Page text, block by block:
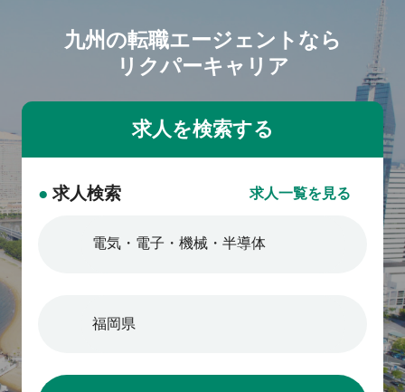
九州の転職エージェントなら
リクパーキャリア
● 求人検索 求人一覧を見る